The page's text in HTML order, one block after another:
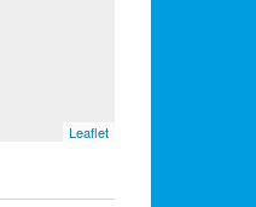
Leaflet